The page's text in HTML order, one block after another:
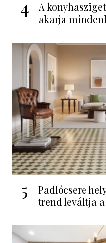
4
A
akarja
5
Padlócsere
trend leváltja